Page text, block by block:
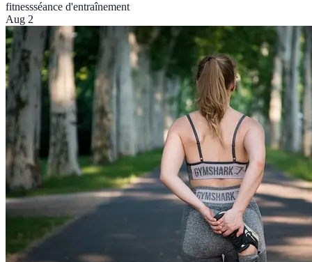
fitnessséance d'entraînement
Aug 2